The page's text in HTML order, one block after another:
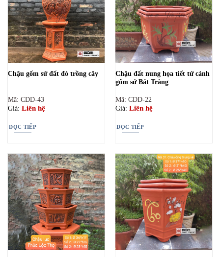
Chậu gốm sứ đất đỏ trồng cây
Mã: CDD-43
Giá: Liên hệ
ĐỌC TIẾP
Chậu đất nung họa tiết tứ cảnh
gốm sứ Bát Tràng
Mã: CDD-22
Giá: Liên hệ
ĐỌC TIẾP